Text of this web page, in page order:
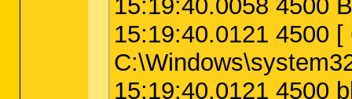
15:19:40.0058 4500
15:19:40.0121 4500
15:19:40.0121 4500